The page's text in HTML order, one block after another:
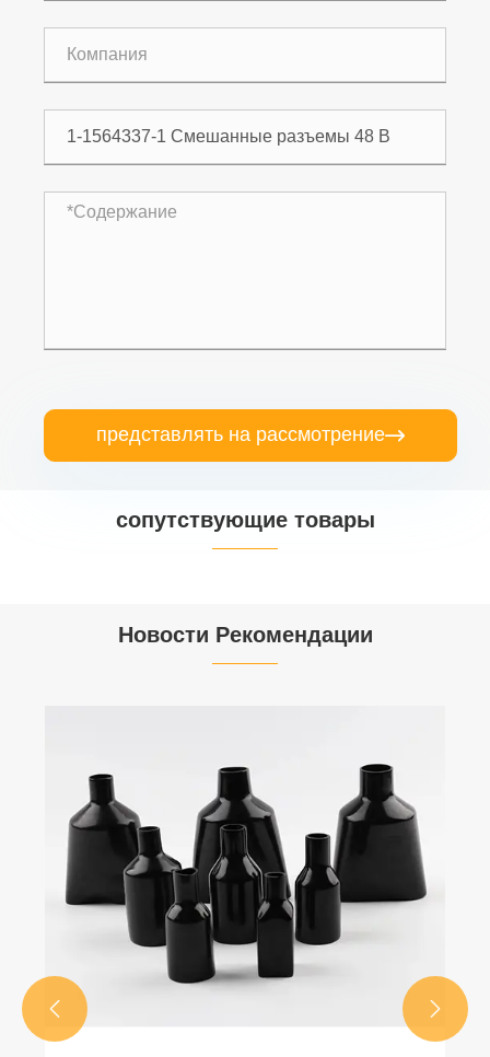
представлять на рассмотрение
сопутствующие товары
Новости Рекомендации
 